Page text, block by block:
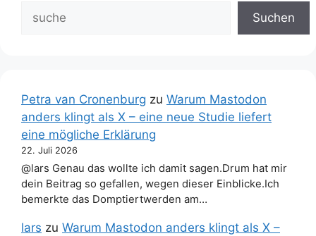
Suchen
Petra van Cronenburg zu Warum Mastodon
anders klingt als X – eine neue Studie liefert
eine mögliche Erklärung
22. Juli 2026
@lars Genau das wollte ich damit sagen.Drum hat mir
dein Beitrag so gefallen, wegen dieser Einblicke.Ich
bemerkte das Domptiertwerden am…
lars zu Warum Mastodon anders klingt als X –